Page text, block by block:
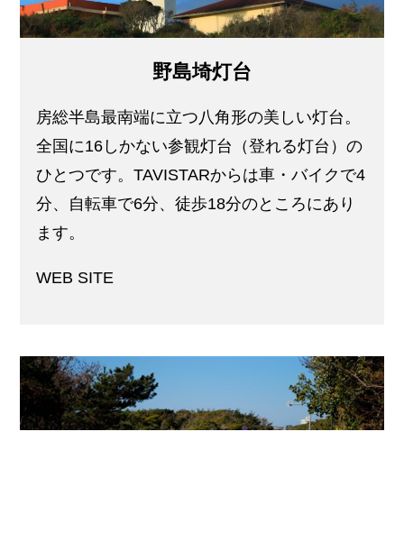
野島埼灯台
房総半島最南端に立つ八角形の美しい灯台。
全国に16しかない参観灯台（登れる灯台）の
ひとつです。TAVISTARからは車・バイクで4
分、自転車で6分、徒歩18分のところにあり
ます。
WEB SITE